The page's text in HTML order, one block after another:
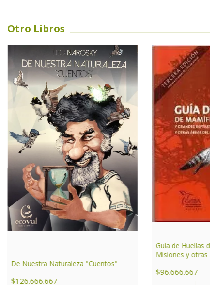
Otro Libros
De Nuestra Naturaleza "Cuentos"
$126.666.667
Guía de Huellas
Misiones y otras
$96.666.667